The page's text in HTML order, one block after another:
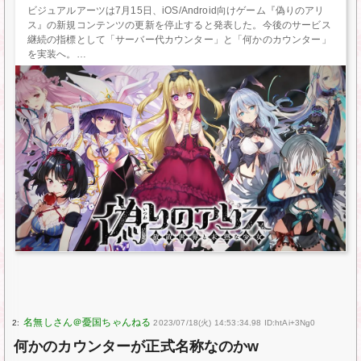
ビジュアルアーツは7月15日、iOS/Android向けゲーム『偽りのアリ
ス』の新規コンテンツの更新を停止すると発表した。今後のサービス
継続の指標として「サーバー代カウンター」と「何かのカウンター」
を実装へ。
2: 2023/07/18(火) 14:53:34.98 ID:htAi+3Ng0
何かのカウンターが正式名称なのかw